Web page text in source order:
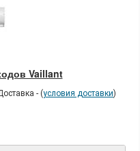
Vaillant
- (условия доставки)